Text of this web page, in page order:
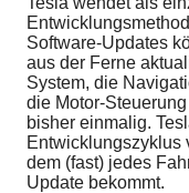
Software-Updates
aus der Ferne
System, die
die Motor-
bisher einmalig.
Entwicklungszyklus
dem (fast) jedes
Update bekommt.